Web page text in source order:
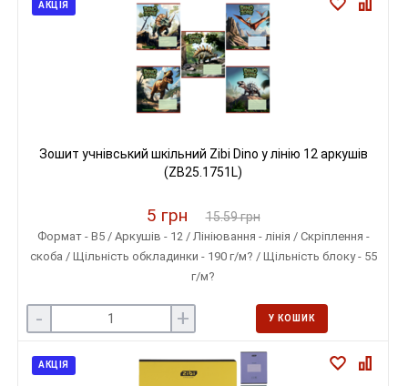
АКЦІЯ
Зошит учнівський шкільний Zibi Dino у лінію 12 аркушів
(ZB25.1751L)
5 грн 15.59 грн
Формат - B5 / Аркушів - 12 / Лініювання - лінія / Скріплення -
скоба / Щільність обкладинки - 190 г/м? / Щільність блоку - 55
г/м?
- + У КОШИК
АКЦІЯ